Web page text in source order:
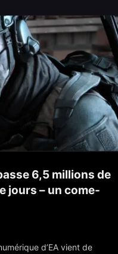
6,5 millions de
jours – un come-
d’EA vient de